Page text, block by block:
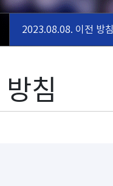
2023.08.08. 이전 방침
침